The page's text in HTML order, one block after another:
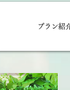
プラン紹